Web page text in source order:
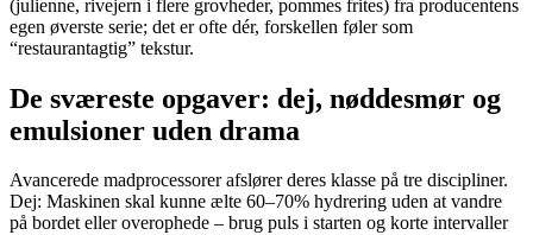
(julienne, rivejern i flere grovheder, pommes frites) fra producentens
egen øverste serie; det er ofte dér, forskellen føler som
“restaurantagtig” tekstur.
De sværeste opgaver: dej, nøddesmør og
emulsioner uden drama
Avancerede madprocessorer afslører deres klasse på tre discipliner.
Dej: Maskinen skal kunne ælte 60–70% hydrering uden at vandre
på bordet eller overophede – brug puls i starten og korte intervaller